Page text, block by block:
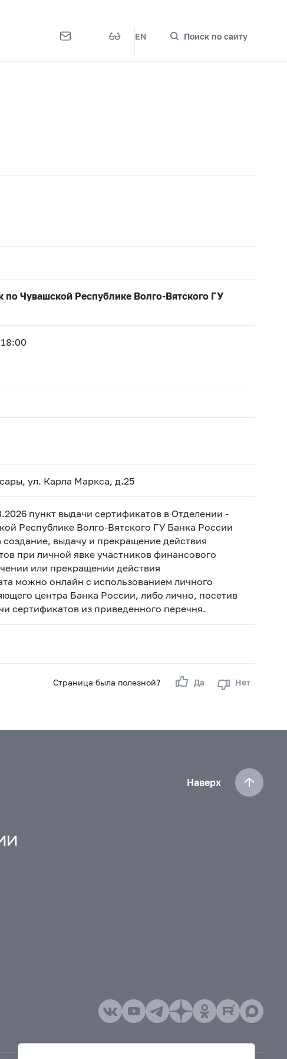
EN Поиск по сайту
Чувашской Республике Волго-Вятского ГУ
ул. Карла Маркса, д.25
пункт выдачи сертификатов в Отделении -
Республике Волго-Вятского ГУ Банка России
выдачу и прекращение действия
при личной явке участников финансового
или прекращении действия
можно онлайн с использованием личного
центра Банка России, либо лично, посетив
сертификатов из приведенного перечня.
Страница была полезной? Да Нет
Наверх